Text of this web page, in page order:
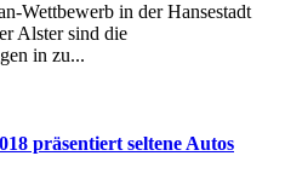
Wettbewerb in der Hansestadt
Alster sind die
in zu...
präsentiert seltene Autos